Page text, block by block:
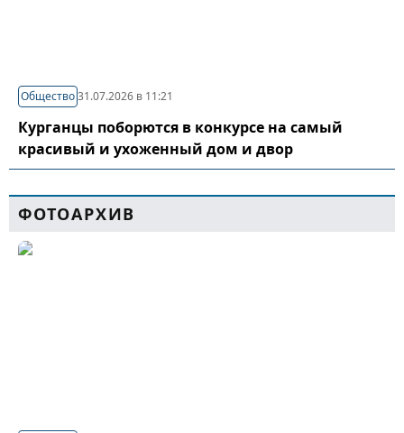
Общество31.07.2026 в 11:21
Курганцы поборются в конкурсе на самый
красивый и ухоженный дом и двор
ФОТОАРХИВ